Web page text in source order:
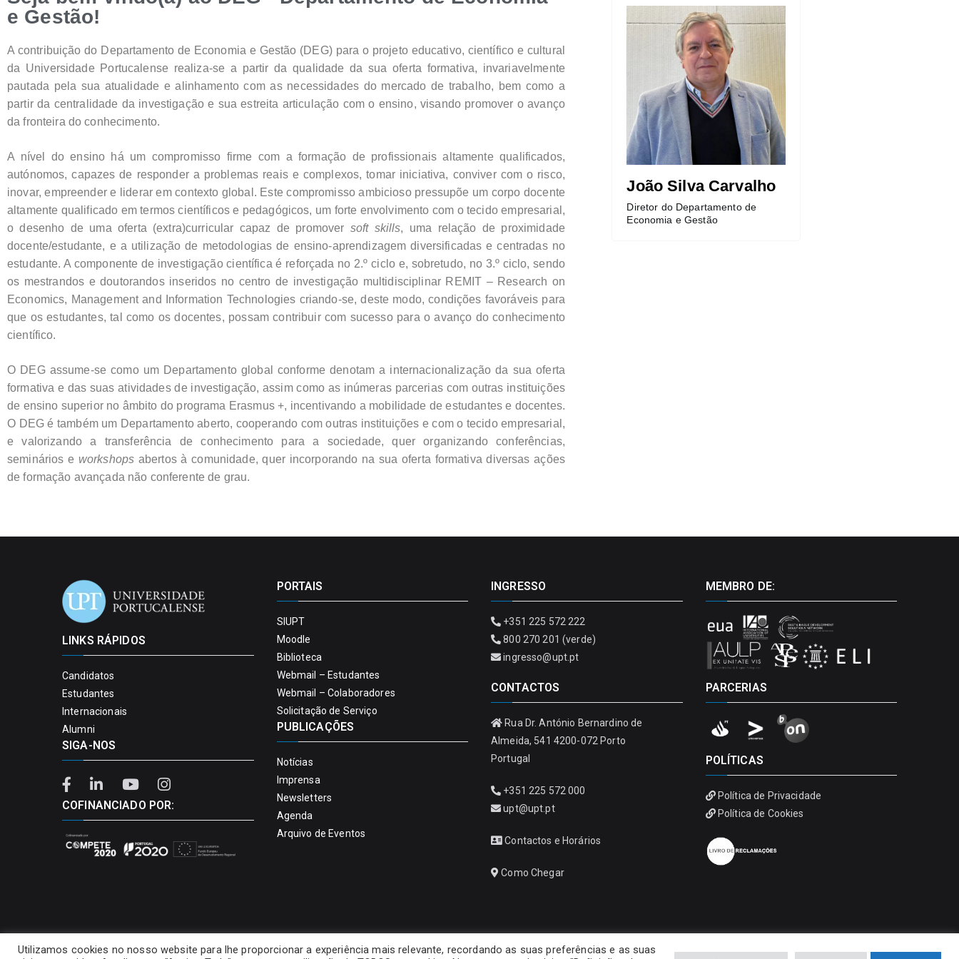
e Gestão!
A contribuição do Departamento de Economia e Gestão (DEG) para o projeto educativo, científico e cultural
da Universidade Portucalense realiza-se a partir da qualidade da sua oferta formativa, invariavelmente
pautada pela sua atualidade e alinhamento com as necessidades do mercado de trabalho, bem como a
partir da centralidade da investigação e sua estreita articulação com o ensino, visando promover o avanço
da fronteira do conhecimento.
A nível do ensino há um compromisso firme com a formação de profissionais altamente qualificados,
autónomos, capazes de responder a problemas reais e complexos, tomar iniciativa, conviver com o risco,
inovar, empreender e liderar em contexto global. Este compromisso ambicioso pressupõe um corpo docente
altamente qualificado em termos científicos e pedagógicos, um forte envolvimento com o tecido empresarial,
o desenho de uma oferta (extra)curricular capaz de promover soft skills, uma relação de proximidade
docente/estudante, e a utilização de metodologias de ensino-aprendizagem diversificadas e centradas no
estudante. A componente de investigação científica é reforçada no 2.º ciclo e, sobretudo, no 3.º ciclo, sendo
os mestrandos e doutorandos inseridos no centro de investigação multidisciplinar REMIT – Research on
Economics, Management and Information Technologies criando-se, deste modo, condições favoráveis para
que os estudantes, tal como os docentes, possam contribuir com sucesso para o avanço do conhecimento
científico.
O DEG assume-se como um Departamento global conforme denotam a internacionalização da sua oferta
formativa e das suas atividades de investigação, assim como as inúmeras parcerias com outras instituições
de ensino superior no âmbito do programa Erasmus +, incentivando a mobilidade de estudantes e docentes.
O DEG é também um Departamento aberto, cooperando com outras instituições e com o tecido empresarial,
e valorizando a transferência de conhecimento para a sociedade, quer organizando conferências,
seminários e workshops abertos à comunidade, quer incorporando na sua oferta formativa diversas ações
de formação avançada não conferente de grau.
João Silva Carvalho
Diretor do Departamento de
Economia e Gestão
LINKS RÁPIDOS
Candidatos
Estudantes
Internacionais
Alumni
SIGA-NOS
COFINANCIADO POR:
PORTAIS
SIUPT
Moodle
Biblioteca
Webmail – Estudantes
Webmail – Colaboradores
Solicitação de Serviço
PUBLICAÇÕES
Notícias
Imprensa
Newsletters
Agenda
Arquivo de Eventos
INGRESSO
+351 225 572 222
800 270 201 (verde)
ingresso@upt.pt
CONTACTOS
Rua Dr. António Bernardino de
Almeida, 541 4200-072 Porto
Portugal
+351 225 572 000
upt@upt.pt
Contactos e Horários
Como Chegar
MEMBRO DE:
PARCERIAS
POLÍTICAS
Política de Privacidade
Política de Cookies
Utilizamos cookies no nosso website para lhe proporcionar a experiência mais relevante, recordando as suas preferências e as suas